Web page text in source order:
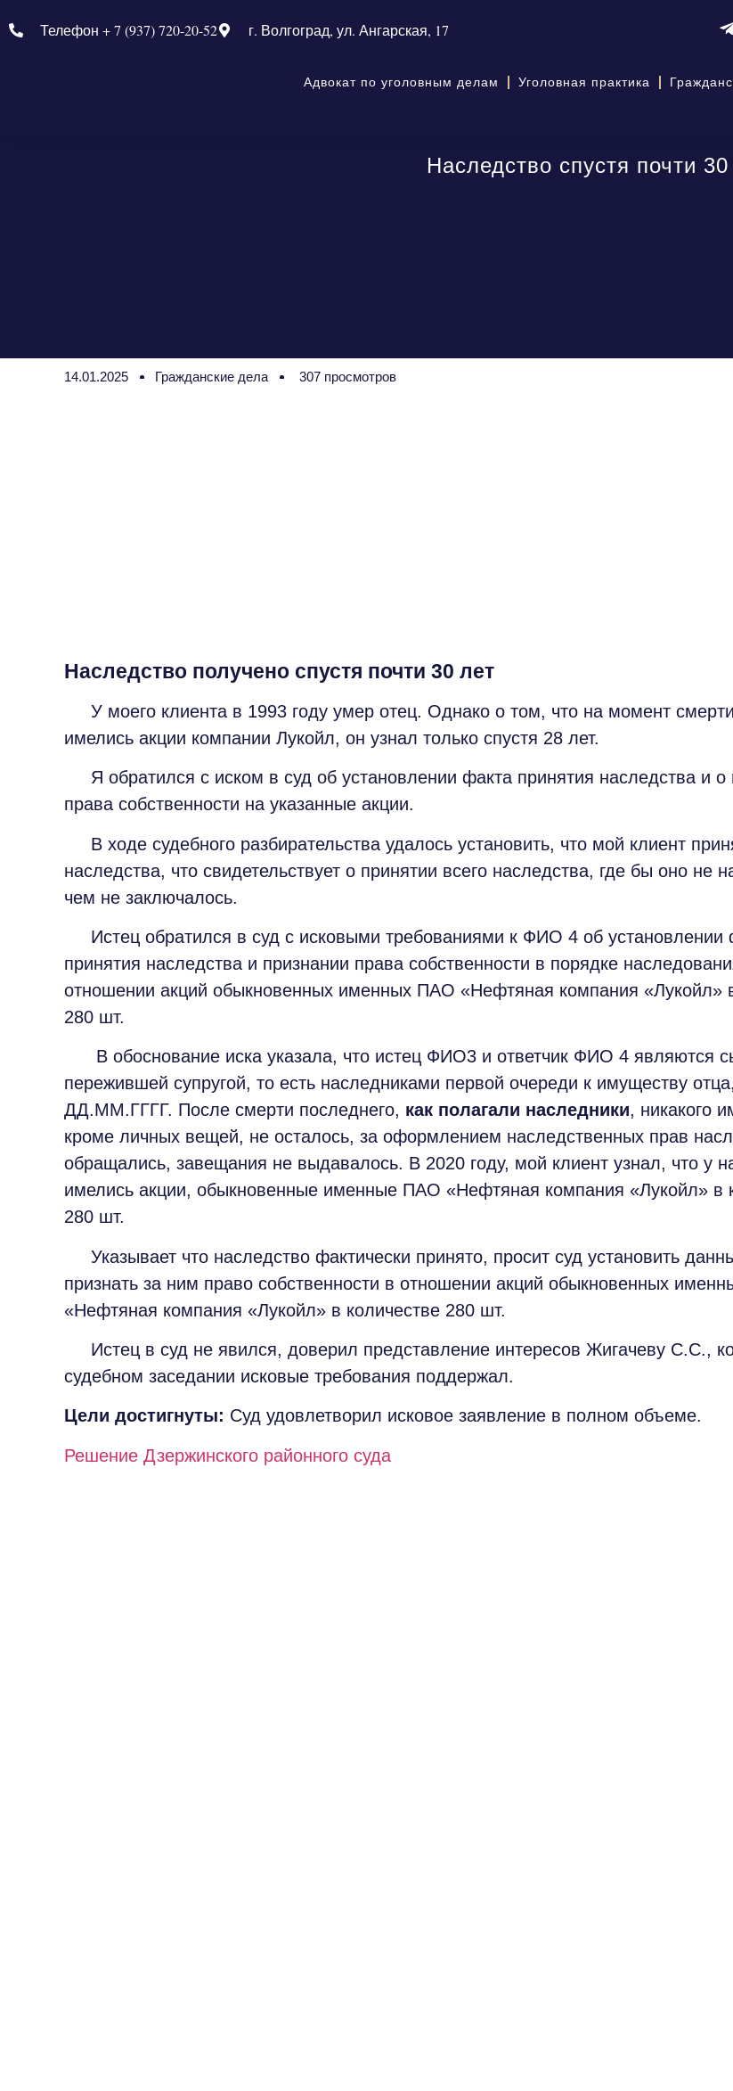
Телефон + 7 (937) 720-20-52 г. Волгоград, ул. Ангарская, 17
Адвокат по уголовным делам Уголовная практика
Наследство спустя почти 30
14.01.2025 Гражданские дела 307 просмотров
Наследство получено спустя почти 30 лет
У моего клиента в 1993 году умер отец. Однако о том, что на момент
имелись акции компании Лукойл, он узнал только спустя 28 лет.
Я обратился с иском в суд об установлении факта принятия наследства и о
права собственности на указанные акции.
В ходе судебного разбирательства удалось установить, что мой клиент
наследства, что свидетельствует о принятии всего наследства, где бы оно не
чем не заключалось.
Истец обратился в суд с исковыми требованиями к ФИО 4 об установлении
принятия наследства и признании права собственности в порядке
отношении акций обыкновенных именных ПАО «Нефтяная компания «Лукойл»
280 шт.
В обоснование иска указала, что истец ФИО3 и ответчик ФИО 4 являются
пережившей супругой, то есть наследниками первой очереди к имуществу
ДД.ММ.ГГГГ. После смерти последнего, как полагали наследники, никакого
кроме личных вещей, не осталось, за оформлением наследственных прав
обращались, завещания не выдавалось. В 2020 году, мой клиент узнал, что у
имелись акции, обыкновенные именные ПАО «Нефтяная компания «Лукойл» в
280 шт.
Указывает что наследство фактически принято, просит суд установить
признать за ним право собственности в отношении акций обыкновенных
«Нефтяная компания «Лукойл» в количестве 280 шт.
Истец в суд не явился, доверил представление интересов Жигачеву С.С.,
судебном заседании исковые требования поддержал.
Цели достигнуты: Суд удовлетворил исковое заявление в полном объеме.
Решение Дзержинского районного суда